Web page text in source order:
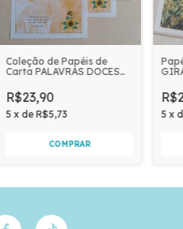
Coleção de Papéis de
Carta PALAVRAS DOCES
GIRASSÓIS
R$23,90
5 xdeR$5,73 5 x